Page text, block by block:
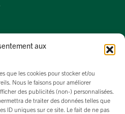
aux
que les cookies pour stocker et/ou
Nous le faisons pour améliorer
des publicités (non-) personnalisées.
de traiter des données telles que
ID uniques sur ce site. Le fait de ne pas